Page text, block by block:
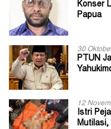
Konser
Papua
30
PTUN
12
Istri
Mutilasi,